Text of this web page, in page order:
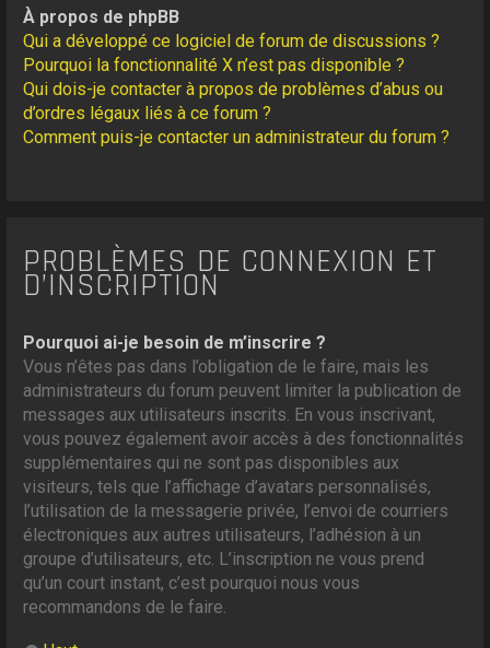
À propos de phpBB
Qui a développé ce logiciel de forum de discussions ?
Pourquoi la fonctionnalité X n’est pas disponible ?
Qui dois-je contacter à propos de problèmes d’abus ou
d’ordres légaux liés à ce forum ?
Comment puis-je contacter un administrateur du forum ?
PROBLÈMES DE CONNEXION ET
D’INSCRIPTION
Pourquoi ai-je besoin de m’inscrire ?
Vous n’êtes pas dans l’obligation de le faire, mais les
administrateurs du forum peuvent limiter la publication de
messages aux utilisateurs inscrits. En vous inscrivant,
vous pouvez également avoir accès à des fonctionnalités
supplémentaires qui ne sont pas disponibles aux
visiteurs, tels que l’affichage d’avatars personnalisés,
l’utilisation de la messagerie privée, l’envoi de courriers
électroniques aux autres utilisateurs, l’adhésion à un
groupe d’utilisateurs, etc. L’inscription ne vous prend
qu’un court instant, c’est pourquoi nous vous
recommandons de le faire.